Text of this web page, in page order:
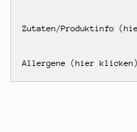
Zutaten/Produktinfo
Allergene (hier